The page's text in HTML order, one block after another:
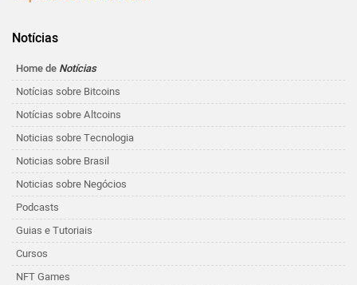
Notícias
Home de Notícias
Notícias sobre Bitcoins
Notícias sobre Altcoins
Noticias sobre Tecnologia
Noticias sobre Brasil
Noticias sobre Negócios
Podcasts
Guias e Tutoriais
Cursos
NFT Games